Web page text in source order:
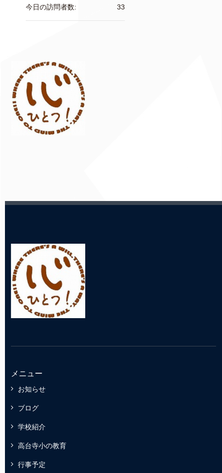
33
今日の訪問者数:
メニュー
お知らせ
ブログ
学校紹介
高台寺小の教育
行事予定